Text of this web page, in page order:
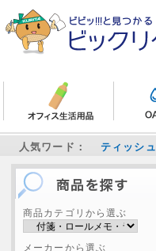
人気ワード： ティッシュ
商品カテゴリから選ぶ
メーカーから選ぶ